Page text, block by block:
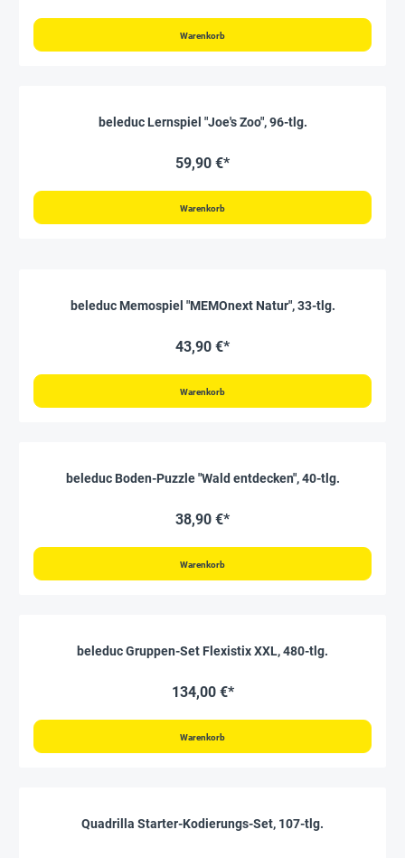
Warenkorb
beleduc Lernspiel "Joe's Zoo", 96-tlg.
59,90 €*
Warenkorb
beleduc Memospiel "MEMOnext Natur", 33-tlg.
43,90 €*
Warenkorb
beleduc Boden-Puzzle "Wald entdecken", 40-tlg.
38,90 €*
Warenkorb
beleduc Gruppen-Set Flexistix XXL, 480-tlg.
134,00 €*
Warenkorb
Quadrilla Starter-Kodierungs-Set, 107-tlg.